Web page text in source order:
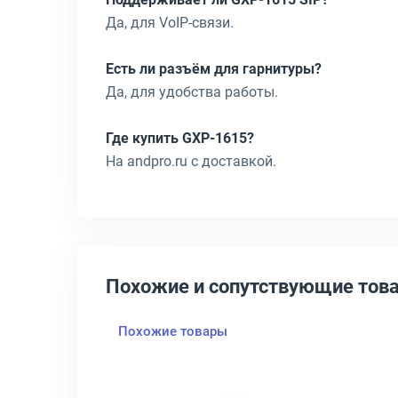
Да, для VoIP-связи.
Есть ли разъём для гарнитуры?
Да, для удобства работы.
Где купить GXP-1615?
На andpro.ru с доставкой.
Похожие и сопутствующие
Похожие товары